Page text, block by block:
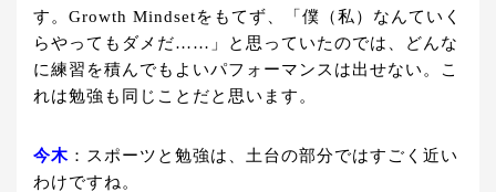
す。Growth Mindsetをもてず、「僕（私）なんていく
らやってもダメだ……」と思っていたのでは、どんな
に練習を積んでもよいパフォーマンスは出せない。こ
れは勉強も同じことだと思います。
今木 ：スポーツと勉強は、土台の部分ではすごく近い
わけですね。